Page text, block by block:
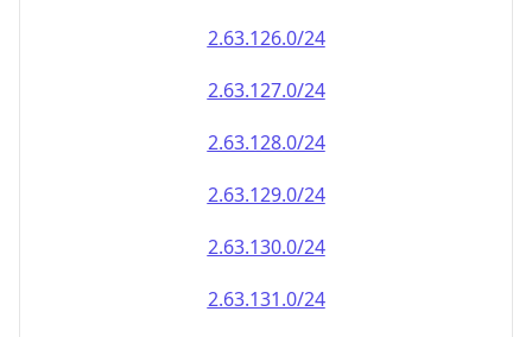
2.63.126.0/24
2.63.127.0/24
2.63.128.0/24
2.63.129.0/24
2.63.130.0/24
2.63.131.0/24